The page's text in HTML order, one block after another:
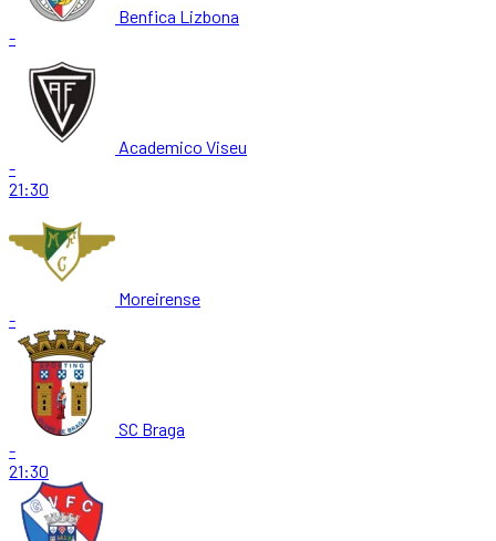
Benfica Lizbona
-
Academico Viseu
-
21:30
Moreirense
-
SC Braga
-
21:30